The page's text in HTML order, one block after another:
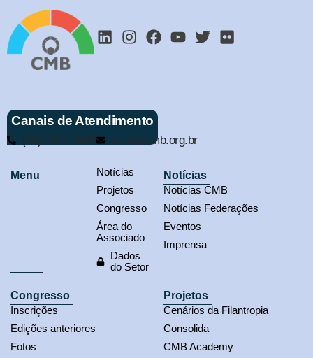
Canais de Atendimento
(61) 3321-9563 cmb@cmb.org.br
Menu
Notícias
Projetos
Congresso
Área do
Associado
Dados
do Setor
Notícias
Notícias CMB
Notícias Federações
Eventos
Imprensa
Congresso
Inscrições
Edições anteriores
Fotos
Projetos
Cenários da Filantropia
Consolida
CMB Academy